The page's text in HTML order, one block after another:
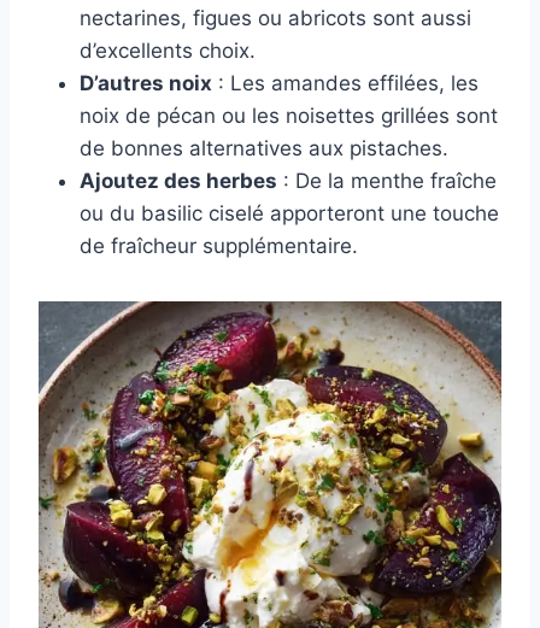
nectarines, figues ou abricots sont aussi
d’excellents choix.
D’autres noix : Les amandes effilées, les
noix de pécan ou les noisettes grillées sont
de bonnes alternatives aux pistaches.
Ajoutez des herbes : De la menthe fraîche
ou du basilic ciselé apporteront une touche
de fraîcheur supplémentaire.